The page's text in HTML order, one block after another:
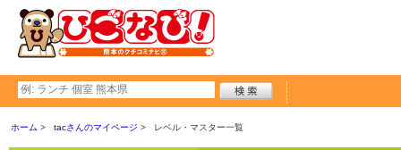
ホーム tacさんのマイページ レベル・マスター一覧